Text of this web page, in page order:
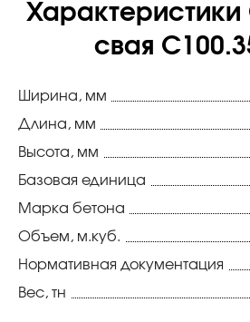
свая
Ширина, мм
Длина, мм
Высота, мм
Базовая единица
Марка бетона
Объем, м.куб.
Нормативная документация
Вес, тн